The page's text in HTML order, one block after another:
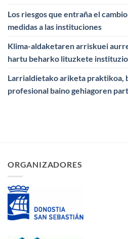
Los riesgos que entraña el
medidas a las instituciones
Klima-aldaketaren arriskuei
hartu beharko lituzkete
Larrialdietako ariketa praktikoa,
profesional baino gehiagoren
ORGANIZADORES